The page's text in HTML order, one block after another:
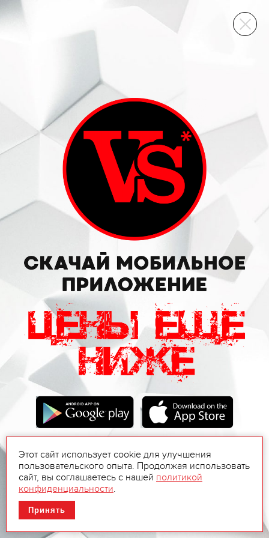
ВИННЫЙ СКЛАД
Этот сайт использует cookie для улучшения
пользовательского опыта. Продолжая использовать
сайт, вы соглашаетесь с нашей политикой
конфиденциальности.
Принять